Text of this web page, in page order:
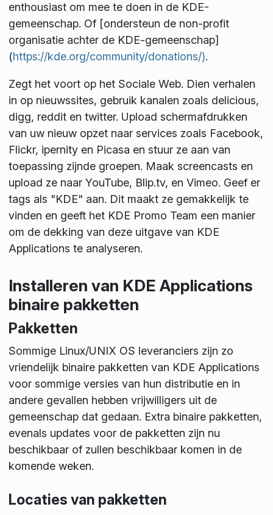
enthousiast om mee te doen in de KDE-
gemeenschap. Of [ondersteun de non-profit
organisatie achter de KDE-gemeenschap]
(https://kde.org/community/donations/).
Zegt het voort op het Sociale Web. Dien verhalen
in op nieuwssites, gebruik kanalen zoals delicious,
digg, reddit en twitter. Upload schermafdrukken
van uw nieuw opzet naar services zoals Facebook,
Flickr, ipernity en Picasa en stuur ze aan van
toepassing zijnde groepen. Maak screencasts en
upload ze naar YouTube, Blip.tv, en Vimeo. Geef er
tags als "KDE" aan. Dit maakt ze gemakkelijk te
vinden en geeft het KDE Promo Team een manier
om de dekking van deze uitgave van KDE
Applications te analyseren.
Installeren van KDE Applications
binaire pakketten
Pakketten
Sommige Linux/UNIX OS leveranciers zijn zo
vriendelijk binaire pakketten van KDE Applications
voor sommige versies van hun distributie en in
andere gevallen hebben vrijwilligers uit de
gemeenschap dat gedaan. Extra binaire pakketten,
evenals updates voor de pakketten zijn nu
beschikbaar of zullen beschikbaar komen in de
komende weken.
Locaties van pakketten